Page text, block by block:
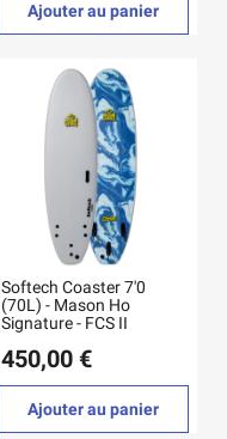
Ajouter au panier
Softech Coaster 7'0
(70L) - Mason Ho
Signature - FCS II
450,00 €
Ajouter au panier